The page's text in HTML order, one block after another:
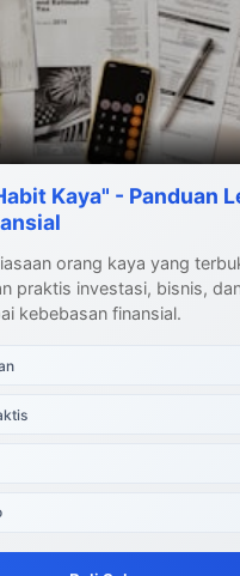
Kaya" - Panduan
orang kaya yang
praktis investasi, bisnis,
kebebasan finansial.